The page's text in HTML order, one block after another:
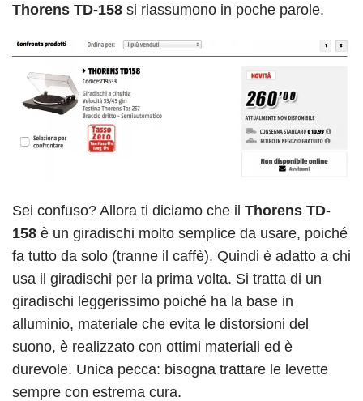
Thorens TD-158 si riassumono in poche parole.
Sei confuso? Allora ti diciamo che il Thorens TD-
158 è un giradischi molto semplice da usare, poiché
fa tutto da solo (tranne il caffè). Quindi è adatto a chi
usa il giradischi per la prima volta. Si tratta di un
giradischi leggerissimo poiché ha la base in
alluminio, materiale che evita le distorsioni del
suono, è realizzato con ottimi materiali ed è
durevole. Unica pecca: bisogna trattare le levette
sempre con estrema cura.